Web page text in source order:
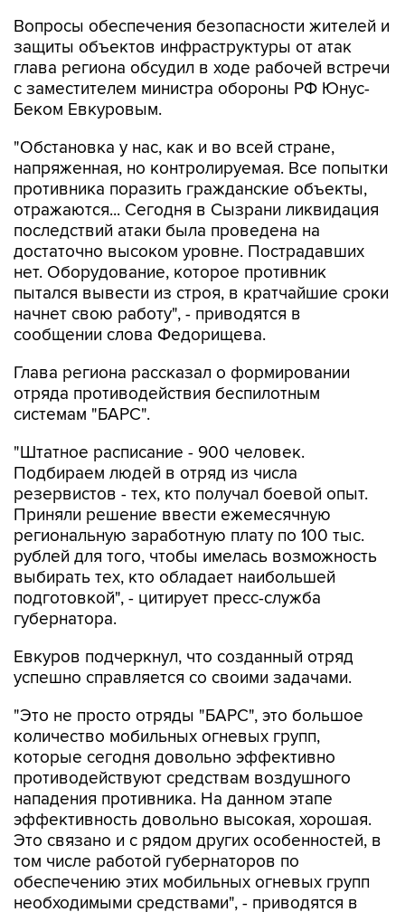
Вопросы обеспечения безопасности жителей и
защиты объектов инфраструктуры от атак
глава региона обсудил в ходе рабочей встречи
с заместителем министра обороны РФ Юнус-
Беком Евкуровым.
"Обстановка у нас, как и во всей стране,
напряженная, но контролируемая. Все попытки
противника поразить гражданские объекты,
отражаются... Сегодня в Сызрани ликвидация
последствий атаки была проведена на
достаточно высоком уровне. Пострадавших
нет. Оборудование, которое противник
пытался вывести из строя, в кратчайшие сроки
начнет свою работу", - приводятся в
сообщении слова Федорищева.
Глава региона рассказал о формировании
отряда противодействия беспилотным
системам "БАРС".
"Штатное расписание - 900 человек.
Подбираем людей в отряд из числа
резервистов - тех, кто получал боевой опыт.
Приняли решение ввести ежемесячную
региональную заработную плату по 100 тыс.
рублей для того, чтобы имелась возможность
выбирать тех, кто обладает наибольшей
подготовкой", - цитирует пресс-служба
губернатора.
Евкуров подчеркнул, что созданный отряд
успешно справляется со своими задачами.
"Это не просто отряды "БАРС", это большое
количество мобильных огневых групп,
которые сегодня довольно эффективно
противодействуют средствам воздушного
нападения противника. На данном этапе
эффективность довольно высокая, хорошая.
Это связано и с рядом других особенностей, в
том числе работой губернаторов по
обеспечению этих мобильных огневых групп
необходимыми средствами", - приводятся в